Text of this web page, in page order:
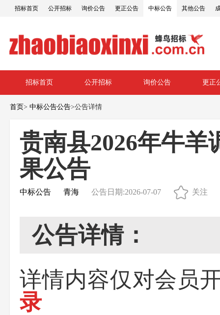
招标首页 公开招标 询价公告 更正公告 中标公告 其他公告
招标首页 公开招标 询价公告 更正
首页> 中标公告公告>公告详情
贵南县2026年牛
果公告
中标公告 青海 公告日期:2026-07-07 关注
公告详情：
详情内容仅对会员
录